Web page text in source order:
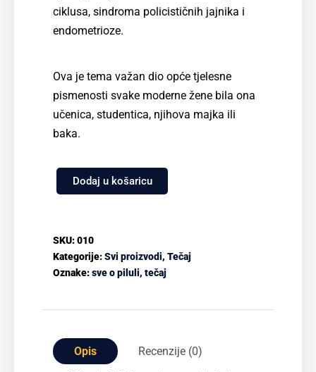
ciklusa, sindroma policističnih jajnika i
endometrioze.
Ova je tema važan dio opće tjelesne
pismenosti svake moderne žene bila ona
učenica, studentica, njihova majka ili
baka.
Dodaj u košaricu
SKU:010
Kategorije:Svi proizvodi, Tečaj
Oznake:sve o piluli, tečaj
Opis
Recenzije (0)